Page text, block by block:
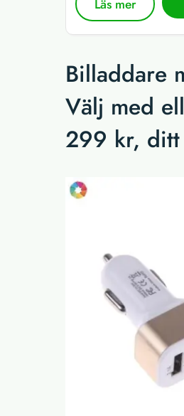
Läs mer
Billaddare
Välj med
299 kr,